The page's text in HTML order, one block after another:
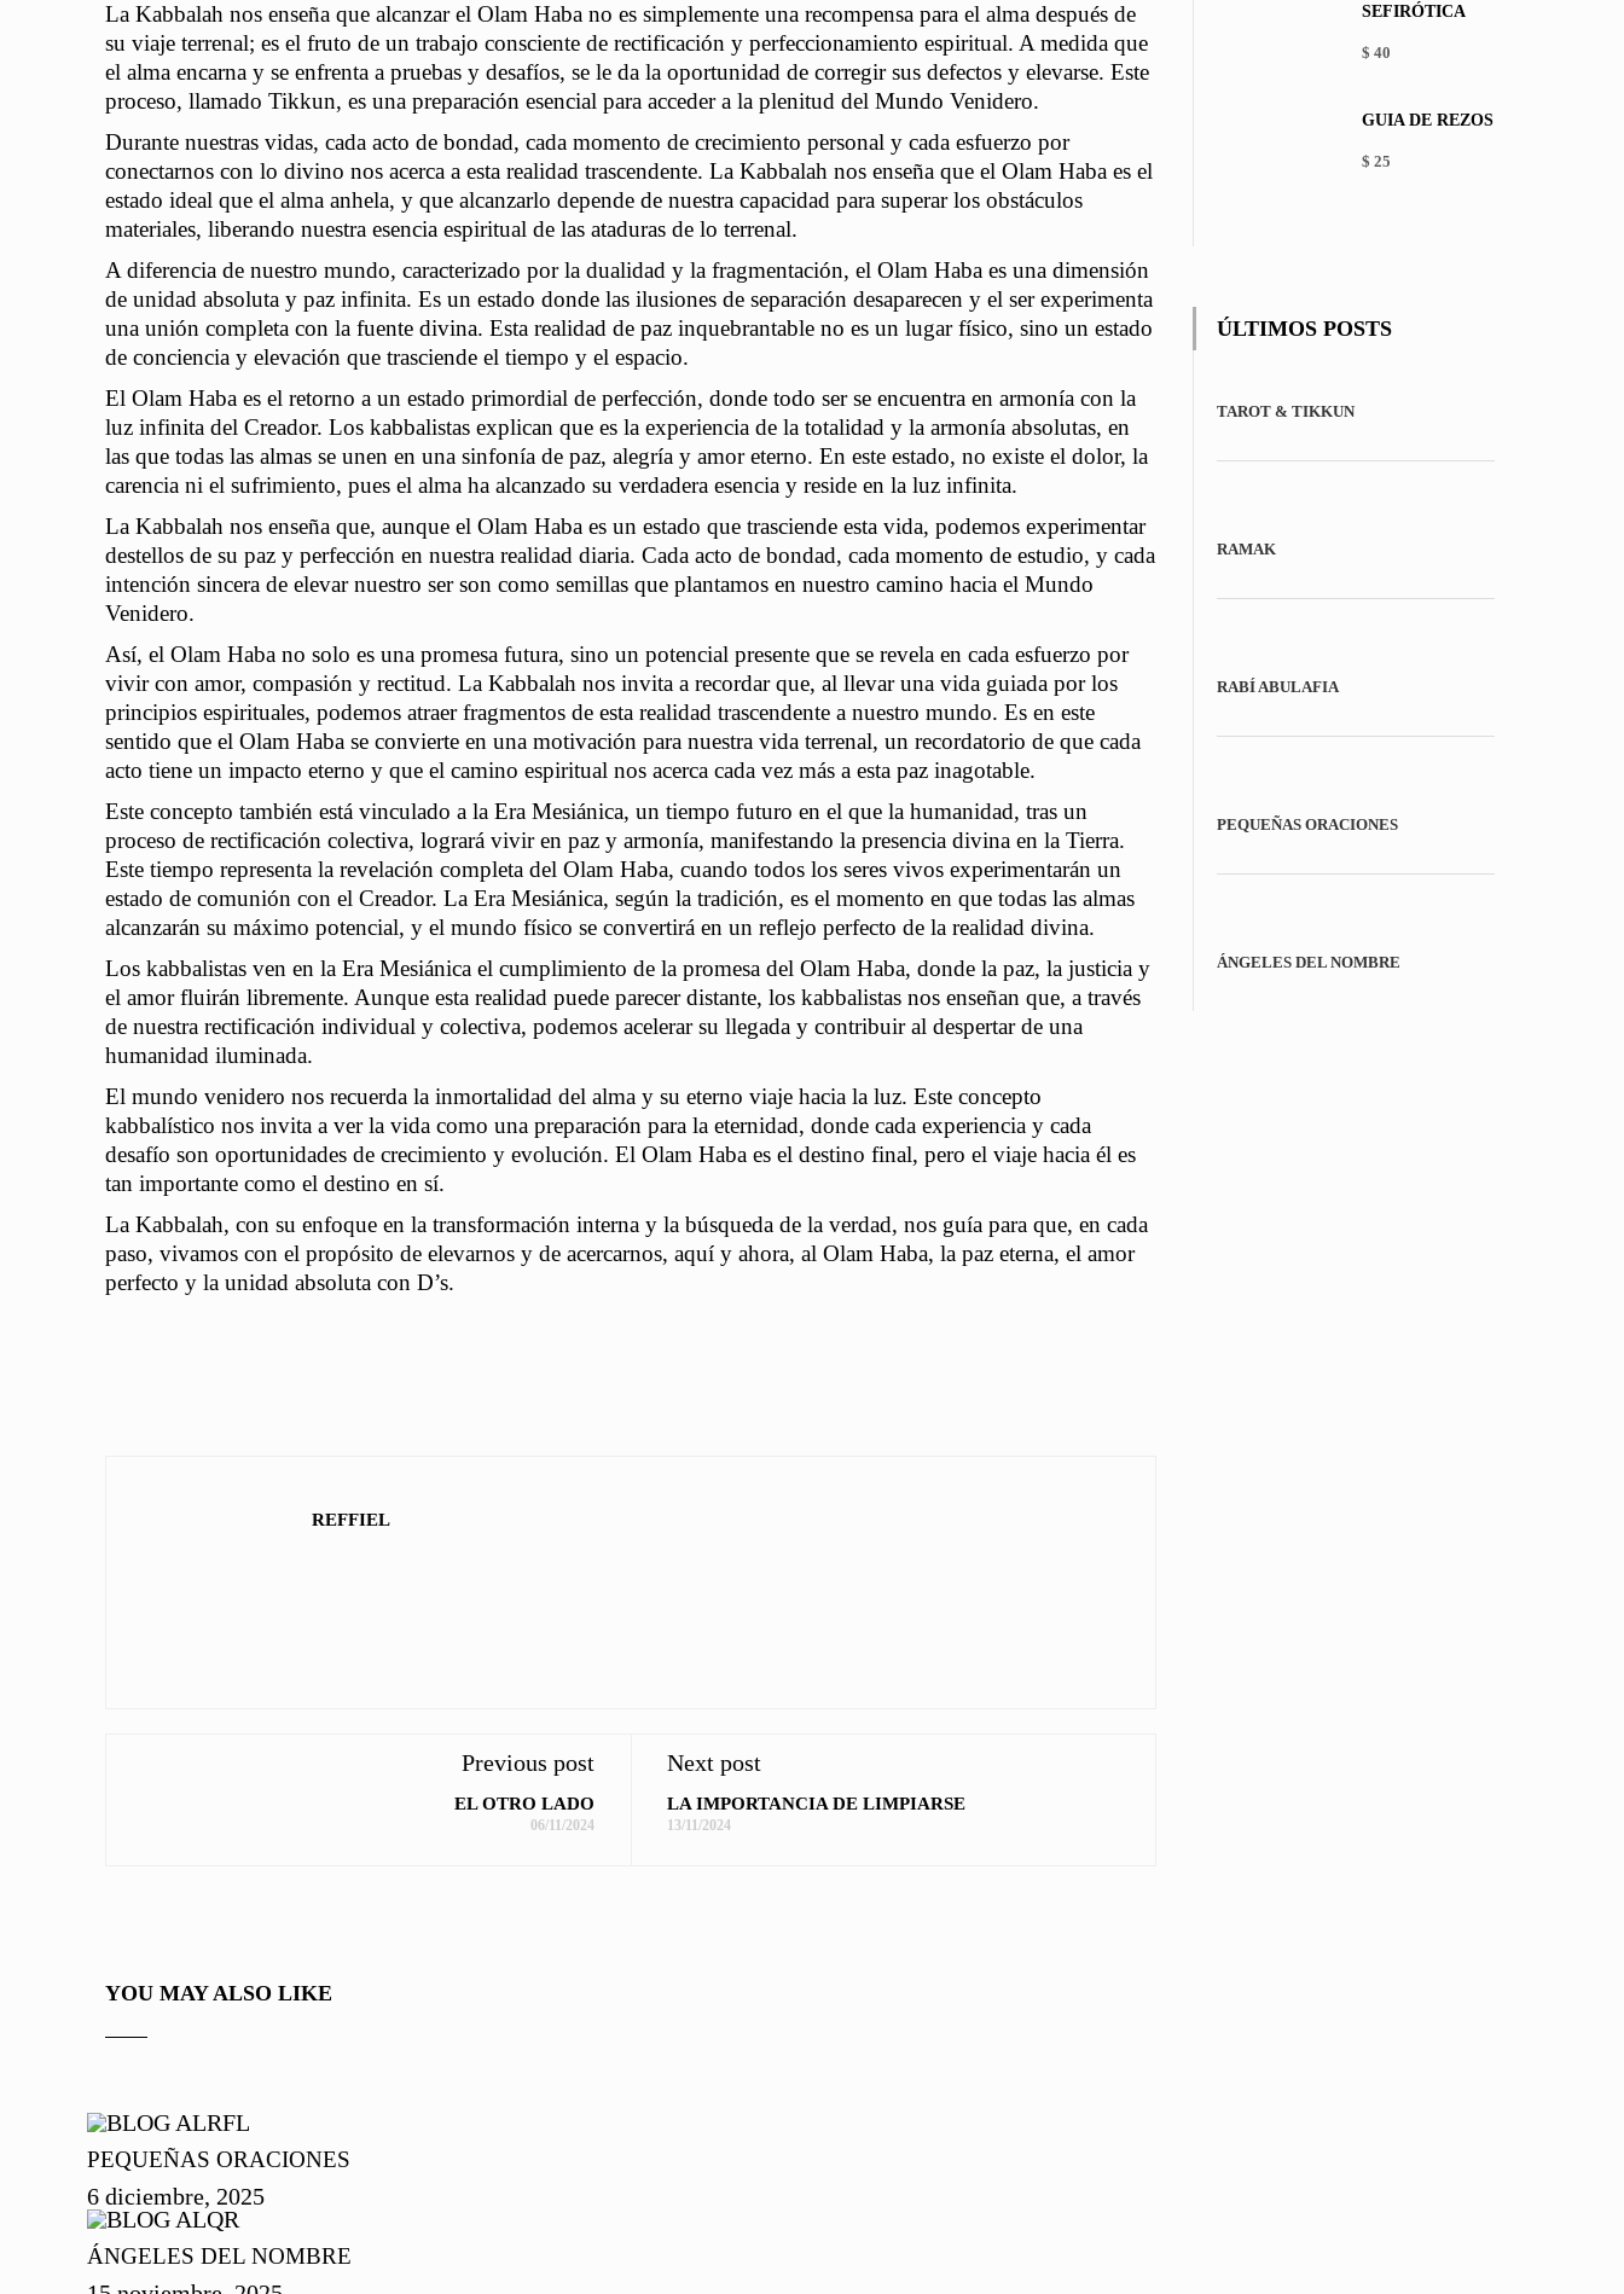
La Kabbalah nos enseña que alcanzar el Olam Haba no es simplemente una recompensa para el alma después de
su viaje terrenal; es el fruto de un trabajo consciente de rectificación y perfeccionamiento espiritual. A medida que
el alma encarna y se enfrenta a pruebas y desafíos, se le da la oportunidad de corregir sus defectos y elevarse. Este
proceso, llamado Tikkun, es una preparación esencial para acceder a la plenitud del Mundo Venidero.
Durante nuestras vidas, cada acto de bondad, cada momento de crecimiento personal y cada esfuerzo por
conectarnos con lo divino nos acerca a esta realidad trascendente. La Kabbalah nos enseña que el Olam Haba es el
estado ideal que el alma anhela, y que alcanzarlo depende de nuestra capacidad para superar los obstáculos
materiales, liberando nuestra esencia espiritual de las ataduras de lo terrenal.
A diferencia de nuestro mundo, caracterizado por la dualidad y la fragmentación, el Olam Haba es una dimensión
de unidad absoluta y paz infinita. Es un estado donde las ilusiones de separación desaparecen y el ser experimenta
una unión completa con la fuente divina. Esta realidad de paz inquebrantable no es un lugar físico, sino un estado
de conciencia y elevación que trasciende el tiempo y el espacio.
El Olam Haba es el retorno a un estado primordial de perfección, donde todo ser se encuentra en armonía con la
luz infinita del Creador. Los kabbalistas explican que es la experiencia de la totalidad y la armonía absolutas, en
las que todas las almas se unen en una sinfonía de paz, alegría y amor eterno. En este estado, no existe el dolor, la
carencia ni el sufrimiento, pues el alma ha alcanzado su verdadera esencia y reside en la luz infinita.
La Kabbalah nos enseña que, aunque el Olam Haba es un estado que trasciende esta vida, podemos experimentar
destellos de su paz y perfección en nuestra realidad diaria. Cada acto de bondad, cada momento de estudio, y cada
intención sincera de elevar nuestro ser son como semillas que plantamos en nuestro camino hacia el Mundo
Venidero.
Así, el Olam Haba no solo es una promesa futura, sino un potencial presente que se revela en cada esfuerzo por
vivir con amor, compasión y rectitud. La Kabbalah nos invita a recordar que, al llevar una vida guiada por los
principios espirituales, podemos atraer fragmentos de esta realidad trascendente a nuestro mundo. Es en este
sentido que el Olam Haba se convierte en una motivación para nuestra vida terrenal, un recordatorio de que cada
acto tiene un impacto eterno y que el camino espiritual nos acerca cada vez más a esta paz inagotable.
Este concepto también está vinculado a la Era Mesiánica, un tiempo futuro en el que la humanidad, tras un
proceso de rectificación colectiva, logrará vivir en paz y armonía, manifestando la presencia divina en la Tierra.
Este tiempo representa la revelación completa del Olam Haba, cuando todos los seres vivos experimentarán un
estado de comunión con el Creador. La Era Mesiánica, según la tradición, es el momento en que todas las almas
alcanzarán su máximo potencial, y el mundo físico se convertirá en un reflejo perfecto de la realidad divina.
Los kabbalistas ven en la Era Mesiánica el cumplimiento de la promesa del Olam Haba, donde la paz, la justicia y
el amor fluirán libremente. Aunque esta realidad puede parecer distante, los kabbalistas nos enseñan que, a través
de nuestra rectificación individual y colectiva, podemos acelerar su llegada y contribuir al despertar de una
humanidad iluminada.
El mundo venidero nos recuerda la inmortalidad del alma y su eterno viaje hacia la luz. Este concepto
kabbalístico nos invita a ver la vida como una preparación para la eternidad, donde cada experiencia y cada
desafío son oportunidades de crecimiento y evolución. El Olam Haba es el destino final, pero el viaje hacia él es
tan importante como el destino en sí.
La Kabbalah, con su enfoque en la transformación interna y la búsqueda de la verdad, nos guía para que, en cada
paso, vivamos con el propósito de elevarnos y de acercarnos, aquí y ahora, al Olam Haba, la paz eterna, el amor
perfecto y la unidad absoluta con D’s.
REFFIEL
Previous post
EL OTRO LADO
06/11/2024
Next post
LA IMPORTANCIA DE LIMPIARSE
13/11/2024
YOU MAY ALSO LIKE
PEQUEÑAS ORACIONES
6 diciembre, 2025
ÁNGELES DEL NOMBRE
variants.
options
be
on
SEFIRÓTICA
$ 40
GUÍA DE REZOS
$ 25
ÚLTIMOS POSTS
TAROT & TIKKUN
RAMAK
RABÍ ABULAFIA
PEQUEÑAS ORACIONES
ÁNGELES DEL NOMBRE